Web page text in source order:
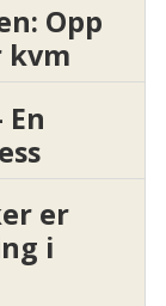
Opp
kvm
er
i